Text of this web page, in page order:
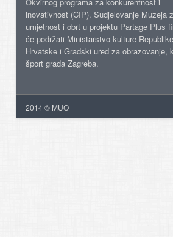
inovativnost (CIP). Sudjelovanje Muzeja
umjetnost i obrt u projektu Partage Plus
će podržati Ministarstvo kulture Republike
Hrvatske i Gradski ured za obrazovanje,
šport grada Zagreba.
2014 © MUO